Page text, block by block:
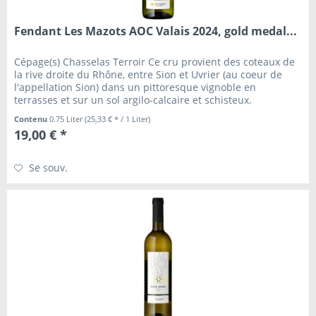
Fendant Les Mazots AOC Valais 2024, gold medal...
Cépage(s) Chasselas Terroir Ce cru provient des coteaux de
la rive droite du Rhône, entre Sion et Uvrier (au coeur de
l'appellation Sion) dans un pittoresque vignoble en
terrasses et sur un sol argilo-calcaire et schisteux.
Contenu0.75 Liter(25,33 € * / 1 Liter)
19,00 € *
Se souv.